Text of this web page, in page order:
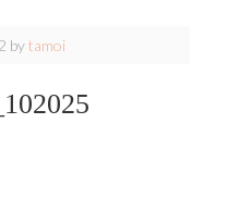
bytamoi